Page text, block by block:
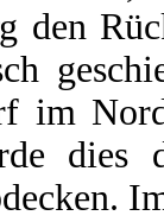
den
im
dies